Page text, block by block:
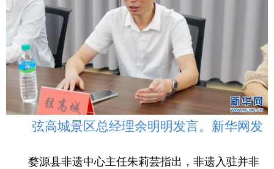
Deutsch Português
弦高城景区总经理余明明发言。新华网发
婺源县非遗中心主任朱莉芸指出，非遗入驻并非